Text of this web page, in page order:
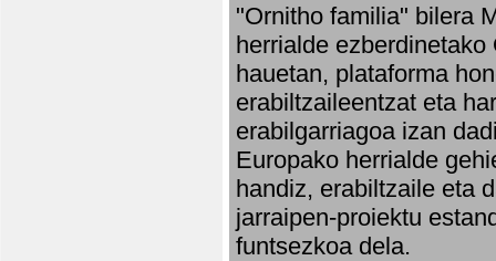
"Ornitho familia" bilera
herrialde
hauetan, plataforma
erabiltzaileentzat eta
erabilgarriagoa izan
Europako herrialde
handiz, erabiltzaile eta
jarraipen-proiektu
funtsezkoa dela.